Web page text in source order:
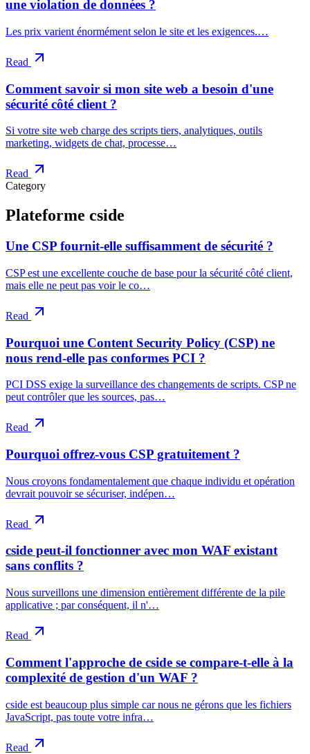
une violation de données ?
Les prix varient énormément selon le site et les exigences.…
Read
Comment savoir si mon site web a besoin d'une
sécurité côté client ?
Si votre site web charge des scripts tiers, analytiques, outils
marketing, widgets de chat, processe…
Read
Category
Plateforme cside
Une CSP fournit-elle suffisamment de sécurité ?
CSP est une excellente couche de base pour la sécurité côté client,
mais elle ne peut pas voir le co…
Read
Pourquoi une Content Security Policy (CSP) ne
nous rend-elle pas conformes PCI ?
PCI DSS exige la surveillance des changements de scripts. CSP ne
peut contrôler que les sources, pas…
Read
Pourquoi offrez-vous CSP gratuitement ?
Nous croyons fondamentalement que chaque individu et opération
devrait pouvoir se sécuriser, indépen…
Read
cside peut-il fonctionner avec mon WAF existant
sans conflits ?
Nous surveillons une dimension entièrement différente de la pile
applicative ; par conséquent, il n'…
Read
Comment l'approche de cside se compare-t-elle à la
complexité de gestion d'un WAF ?
cside est beaucoup plus simple car nous ne gérons que les fichiers
JavaScript, pas toute votre infra…
Read